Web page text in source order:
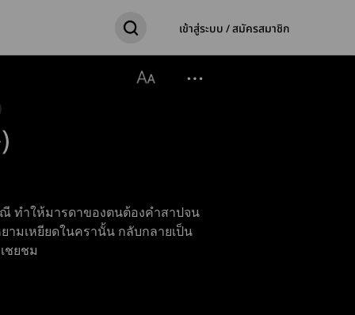
เข้าสู่ระบบ / สมัครสมาชิก
ทำให้มารดาของตนต้องคำสาปจน
ามเหยียดในครานั้น กลับกลายเป็น
ชยชม